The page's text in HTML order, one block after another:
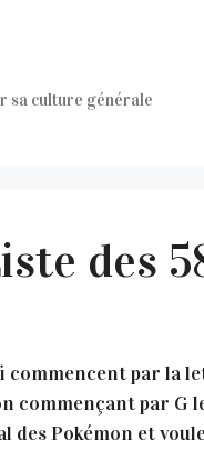
sa culture générale
des
commencent par la
commençant par
Pokémon et